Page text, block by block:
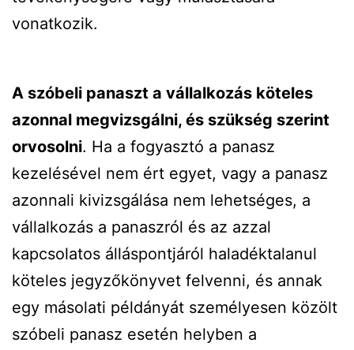
vonatkozik.
A szóbeli panaszt a vállalkozás köteles
azonnal megvizsgálni, és szükség szerint
orvosolni. Ha a fogyasztó a panasz
kezelésével nem ért egyet, vagy a panasz
azonnali kivizsgálása nem lehetséges, a
vállalkozás a panaszról és az azzal
kapcsolatos álláspontjáról haladéktalanul
köteles jegyzőkönyvet felvenni, és annak
egy másolati példányát személyesen közölt
szóbeli panasz esetén helyben a